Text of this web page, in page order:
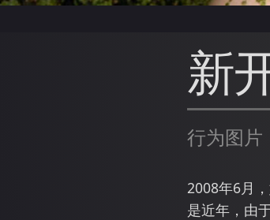
新
行为图片
2008年6月
是近年，由